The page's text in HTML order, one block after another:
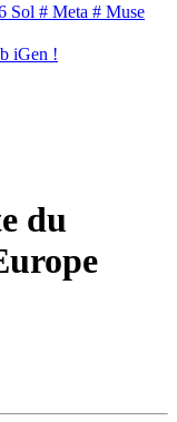
Sol # Meta # Muse
iGen !
du